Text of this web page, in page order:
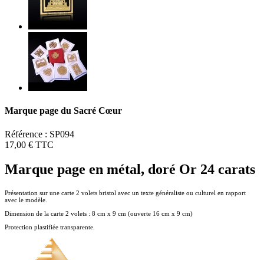
Marque page du Sacré Cœur
Référence : SP094
17,00 € TTC
Marque page en métal, doré Or 24 carats
Présentation sur une carte 2 volets bristol avec un texte généraliste ou culturel en rapport
avec le modèle.
Dimension de la carte 2 volets : 8 cm x 9 cm (ouverte 16 cm x 9 cm)
Protection plastifiée transparente.